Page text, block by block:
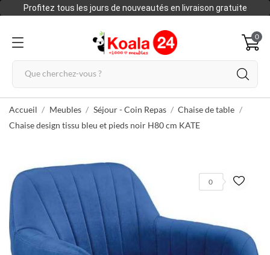
Profitez tous les jours de nouveautés en livraison gratuite
0
Accueil Meubles Séjour - Coin Repas
Chaise de table
Chaise design tissu bleu et pieds noir H80 cm KATE
0